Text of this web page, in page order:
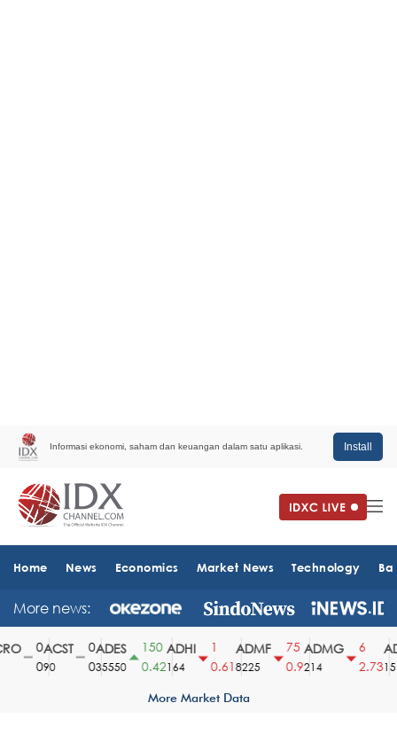
Informasi ekonomi, saham dan keuangan dalam satu aplikasi. Install
Home News Economics Market News Technology
More news:
ACST
90
ADES
35550
150
0.42
ADHI
164
0.61
ADMF
8225
75
0.9
ADMG
214
2.73
More Market Data